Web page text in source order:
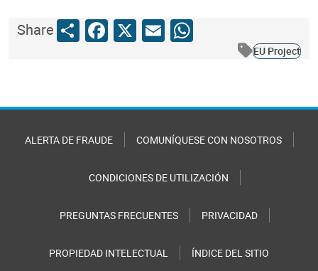
ShareShareFacebook
X EmailWhatsApp
EU Project
ALERTA DE FRAUDE COMUNÍQUESE CON NOSOTROS
CONDICIONES DE UTILIZACIÓN
PREGUNTAS FRECUENTES PRIVACIDAD
PROPIEDAD INTELECTUAL ÍNDICE DEL SITIO